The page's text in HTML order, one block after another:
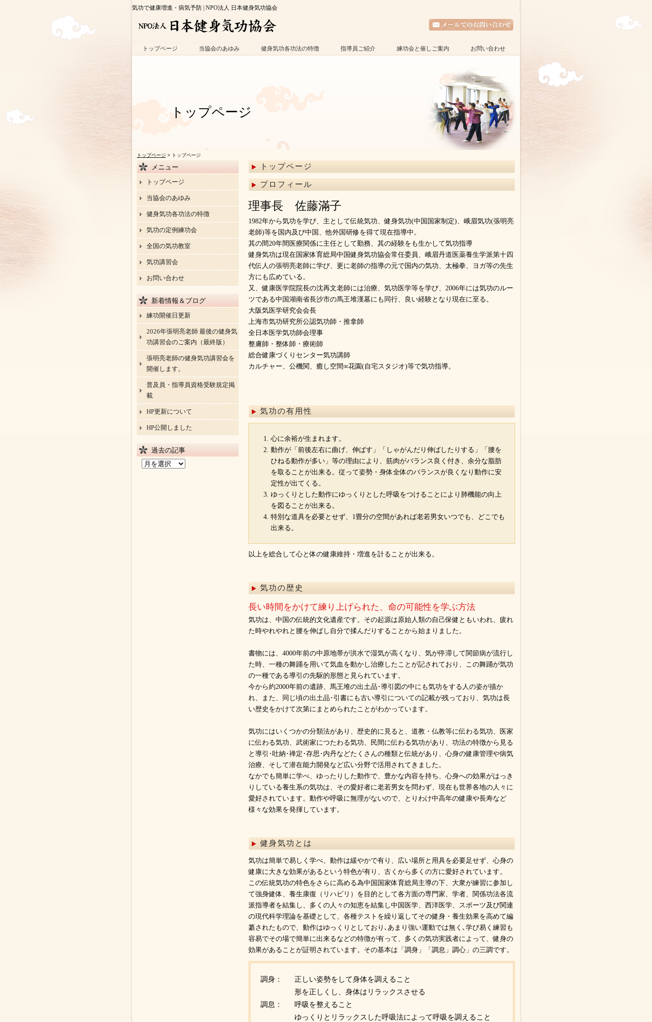
気功で健康増進・病気予防 | NPO法人 日本健身気功協会
トップページ 当協会のあゆみ 健身気功各功法の特徴 指導員ご紹介 練功会と催しご案内 お問い合わせ
トップページ
トップページ > トップページ
トップページ
プロフィール
理事長 佐藤滿子
1982年から気功を学び、主として伝統気功、健身気功(中国国家制定)、峨眉気功(張明亮
老師)等を国内及び中国、他外国研修を得て現在指導中。
其の間20年間医療関係に主任として勤務、其の経験をも生かして気功指導
健身気功は現在国家体育総局中国健身気功協会常任委員、峨眉丹道医薬養生学派第十四
代伝人の張明亮老師に学び、更に老師の指導の元で国内の気功、太極拳、ヨガ等の先生
方にも広めている。
又、健康医学院院長の沈再文老師には治療、気功医学等を学び、2006年には気功のルー
ツである中国湖南省長沙市の馬王堆漢墓にも同行、良い経験となり現在に至る。
大阪気医学研究会会長
上海市気功研究所公認気功師・推拿師
全日本医学気功師会理事
整膚師・整体師・療術師
総合健康づくりセンター気功講師
カルチャー、公機関、癒し空間∞花園(自宅スタジオ)等で気功指導。
気功の有用性
心に余裕が生まれます。
動作が「前後左右に曲げ、伸ばす」「しゃがんだり伸ばしたりする」「腰を
ひねる動作が多い」等の理由により、筋肉がバランス良く付き、余分な脂肪
を取ることが出来る。従って姿勢・身体全体のバランスが良くなり動作に安
定性が出てくる。
ゆっくりとした動作にゆっくりとした呼吸をつけることにより肺機能の向上
を図ることが出来る。
特別な道具を必要とせず、1畳分の空間があれば老若男女いつでも、どこでも
出来る。
以上を総合して心と体の健康維持・増進を計ることが出来る。
気功の歴史
長い時間をかけて練り上げられた、命の可能性を学ぶ方法
気功は、中国の伝統的文化遺産です。その起源は原始人類の自己保健ともいわれ、疲れ
た時やれやれと腰を伸ばし自分で揉んだりすることから始まりました。
書物には、4000年前の中原地帯が洪水で湿気が高くなり、気が停滞して関節病が流行し
た時、一種の舞踊を用いて気血を動かし治療したことが記されており、この舞踊が気功
の一種である導引の先駆的形態と見られています。
今から約2000年前の遺跡、馬王堆の出土品･導引図の中にも気功をする人の姿が描か
れ、また、同じ頃の出土品･引書にも古い導引についての記載が残っており、気功は長
い歴史をかけて次第にまとめられたことがわかっています。
気功にはいくつかの分類法があり、歴史的に見ると、道教・仏教等に伝わる気功、医家
に伝わる気功、武術家につたわる気功、民間に伝わる気功があり、功法の特徴から見る
と導引･吐納･禅定･存思･内丹などたくさんの種類と伝統があり、心身の健康管理や病気
治療、そして潜在能力開発など広い分野で活用されてきました。
なかでも簡単に学べ、ゆったりした動作で、豊かな内容を持ち、心身への効果がはっき
りしている養生系の気功は、その愛好者に老若男女を問わず、現在も世界各地の人々に
愛好されています。動作や呼吸に無理がないので、とりわけ中高年の健康や長寿など
様々な効果を発揮しています。
健身気功とは
気功は簡単で易しく学べ、動作は緩やかで有り、広い場所と用具を必要足せず、心身の
健康に大きな効果があるという特色が有り、古くから多くの方に愛好されています。
この伝統気功の特色をさらに高める為中国国家体育総局主導の下、大衆が練習に参加し
て強身健体、養生康復（リハビリ）を目的として各方面の専門家、学者、関係功法各流
派指導者を結集し、多くの人々の知恵を結集し中国医学、西洋医学、スポーツ及び関連
の現代科学理論を基礎として、各種テストを繰り返してその健身・養生効果を高めて編
纂されたもので、動作はゆっくりとしており､あまり強い運動では無く､学び易く練習も
容易でその場で簡単に出来るなどの特徴が有って、多くの気功実践者によって、健身の
効果があることが証明されています。その基本は「調身」「調息」調心」の三調です。
調身：
正しい姿勢をして身体を調えること
形を正しくし、身体はリラックスさせる
調息：
呼吸を整えること
ゆっくりとリラックスした呼吸法によって呼吸を調えること
メニュー
トップページ
当協会のあゆみ
健身気功各功法の特徴
気功の定例練功会
全国の気功教室
気功講習会
お問い合わせ
新着情報＆ブログ
練功開催日更新
2026年張明亮老師 最後の健身気
功講習会のご案内（最終版）
張明亮老師の健身気功講習会を
開催します。
普及員・指導員資格受験規定掲
載
HP更新について
HP公開しました
過去の記事